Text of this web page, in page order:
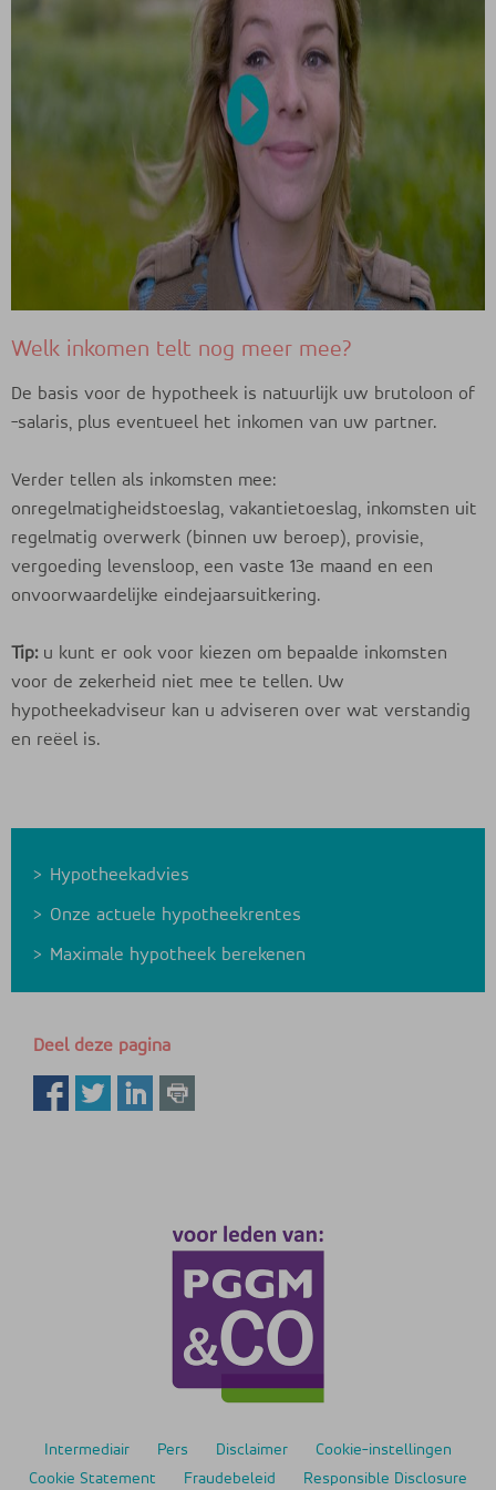
Welk inkomen telt nog meer mee?
De basis voor de hypotheek is natuurlijk uw brutoloon of
-salaris, plus eventueel het inkomen van uw partner.
Verder tellen als inkomsten mee:
onregelmatigheidstoeslag, vakantietoeslag, inkomsten uit
regelmatig overwerk (binnen uw beroep), provisie,
vergoeding levensloop, een vaste 13e maand en een
onvoorwaardelijke eindejaarsuitkering.
Tip:u kunt er ook voor kiezen om bepaalde inkomsten
voor de zekerheid niet mee te tellen. Uw
hypotheekadviseur kan u adviseren over wat verstandig
en reëel is.
Hypotheekadvies
Onze actuele hypotheekrentes
Maximale hypotheek berekenen
Deel deze pagina
Intermediair Pers Disclaimer
Cookie-instellingen
Cookie Statement
Fraudebeleid Responsible Disclosure